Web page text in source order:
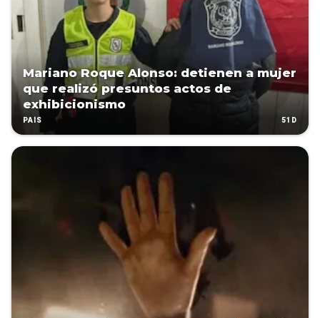
Mariano Roque Alonso: detienen a mujer
que realizó presuntos actos de
exhibicionismo
PAÍS 51D